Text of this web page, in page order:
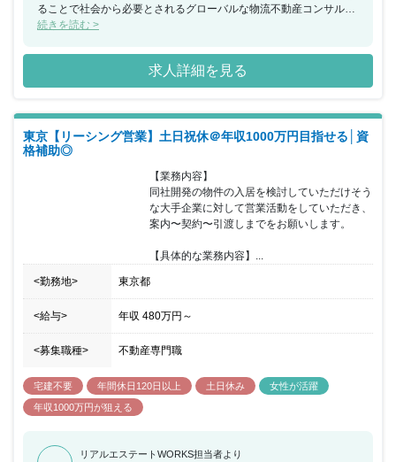
ることで社会から必要とされるグローバルな物流不動産コンサルテ
ィング会社を目指します。この10年でネット通販が急速に普及し、
ト通販の商品は物流施設から配送されるため、ネット通販の拡大と
共に物流施設の需要も全国的に急増しており、そのニーズは拡大の
一途を辿っております。この流れは今後、更に加速し、日本のみな
時代のニーズの変化をビジネスチャンスと捉え、その高まるニーズ
に応えるべく創業20年に向けて、これまで展開してきた物流不動産
に特化したサービスを更に強化し、社員数の増員、エリア拠点の拡
積み重ねて参りたいと考えております。GLRのコアビジネスは、物
流施設を利用するお客様のテナント誘致活動です。このテナント誘
致活動であるリーシング（賃貸仲介業務）は、不動産投資ビジネス
や物流施設の開発において肝になる部分であり、それをコアビジネ
現在では、物流施設を利用するネット通販企業や物流会社のニー
ズ、そしてその物流施設を提供するデベロッパーや投資家のニーズ
やアセットマネジメント、プロパティマネジメント、投資・開発、
るまでに至っております。そのような物流不動産に関わるサービス
を通じてお客様の課題解決に応えるべく、私たちは信頼し合える仲
間と共に一流の人間性を兼ね備えた人材になることを、追求してい
きたいと考えています。何故なら、それを実現できる会社こそが、
お客様から選ばれ続け、社会に貢献できる会社であると考えるから
続きを読む >
求人詳細を見る
東京【リーシング営業】土日祝休＠年収1000万円目指せる│資
格補助◎
【業務内容】
同社開発の物件の入居を検討していただけそう
な大手企業に対して営業活動をしていただき、
案内〜契約〜引渡しまでをお願いします。
【具体的な業務内容】...
<勤務地> 東京都
<給与> 年収 480万円 ～
<募集職種> 不動産専門職
宅建不要 年間休日120日以上 土日休み
女性が活躍
年収1000万円が狙える
リアルエステートWORKS担当者より